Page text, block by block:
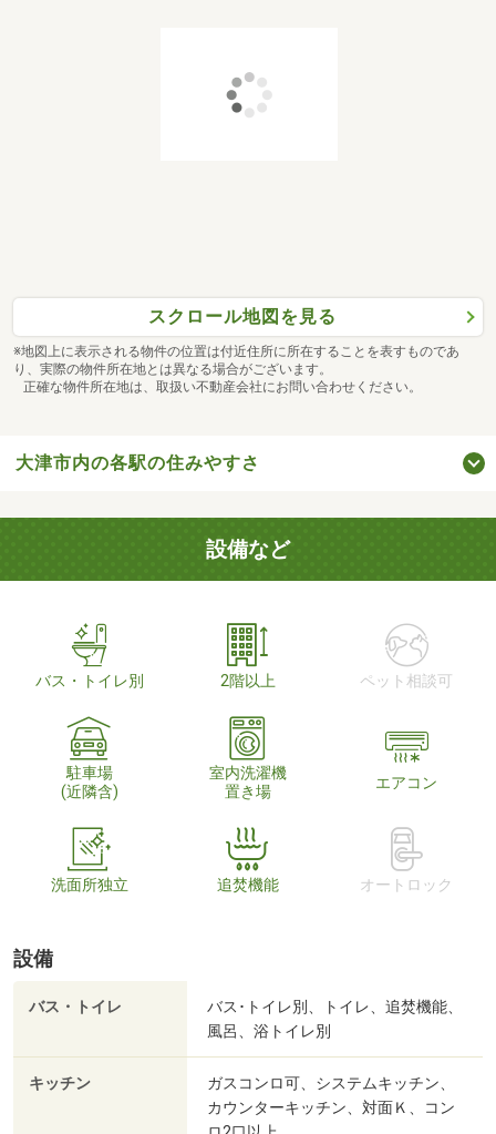
スクロール地図を見る
※地図上に表示される物件の位置は付近住所に所在することを表すものであ
り、実際の物件所在地とは異なる場合がございます。
正確な物件所在地は、取扱い不動産会社にお問い合わせください。
大津市内の各駅の住みやすさ
設備など
バス・トイレ別 2階以上 ペット相談可
駐車場
(近隣含)
室内洗濯機
置き場
エアコン
洗面所独立 追焚機能 オートロック
設備
バス・トイレ
バス･トイレ別、トイレ、追焚機能、
風呂、浴トイレ別
キッチン
ガスコンロ可、システムキッチン、
カウンターキッチン、対面Ｋ、コン